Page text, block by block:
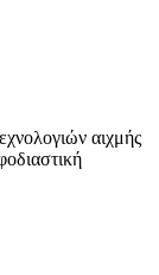
αιχμής